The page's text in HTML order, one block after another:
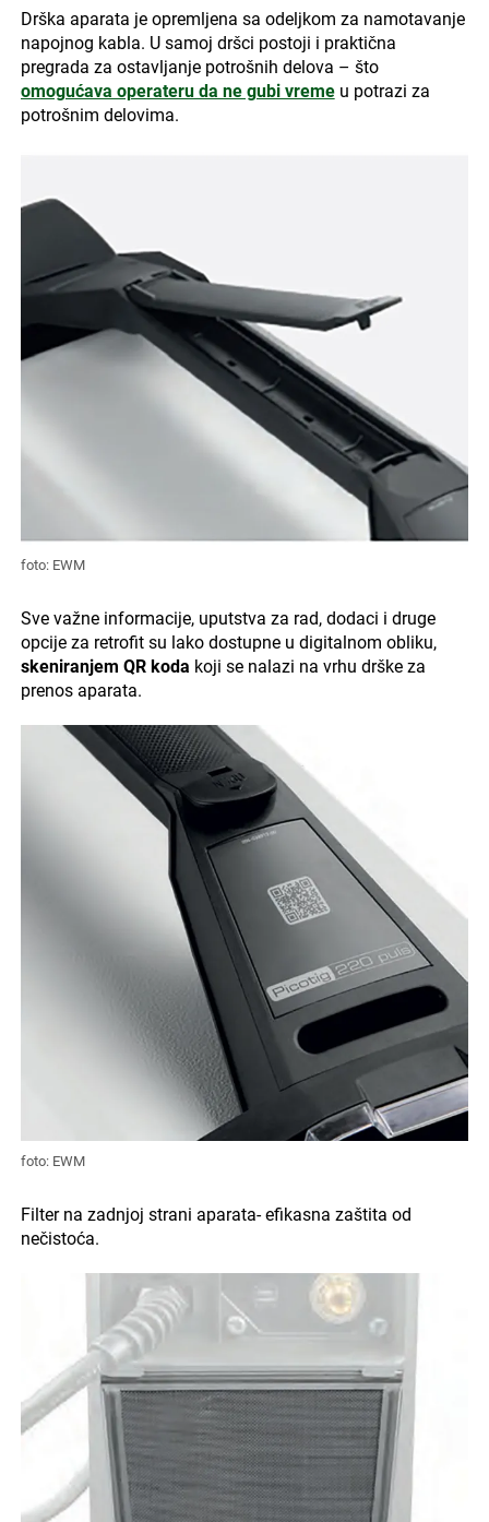
Drška aparata je opremljena sa odeljkom za namotavanje
napojnog kabla. U samoj dršci postoji i praktična
pregrada za ostavljanje potrošnih delova – što
omogućava operateru da ne gubi vremeu potrazi za
potrošnim delovima.
foto: EWM
Sve važne informacije, uputstva za rad, dodaci i druge
opcije za retrofit su lako dostupne u digitalnom obliku,
skeniranjem QR koda koji se nalazi na vrhu drške za
prenos aparata.
foto: EWM
Filter na zadnjoj strani aparata- efikasna zaštita od
nečistoća.